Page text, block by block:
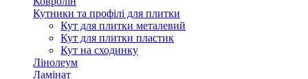
Кутники та профілі для плитки
Кут для плитки металевий
Кут для плитки пластик
Кут на сходинку
Лінолеум
Ламінат